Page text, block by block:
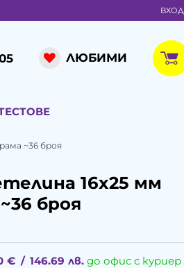
ВХОД
ЛЮБИМИ
~36 броя
16x25 мм
броя
€ / 146.69 лв. до офис с куриер